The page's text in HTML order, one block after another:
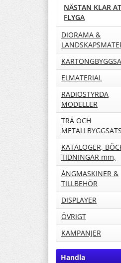
NÄSTAN KLAR
FLYGA
DIORAMA &
ELMATERIAL
RADIOSTYRDA
MODELLER
TRÄ OCH
KATALOGER,
TIDNINGAR mm,
ÅNGMASKINER &
TILLBEHÖR
DISPLAYER
ÖVRIGT
KAMPANJER
Handla